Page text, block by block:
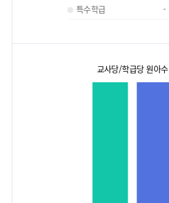
특수학급
-
교사당/학급당 원아수